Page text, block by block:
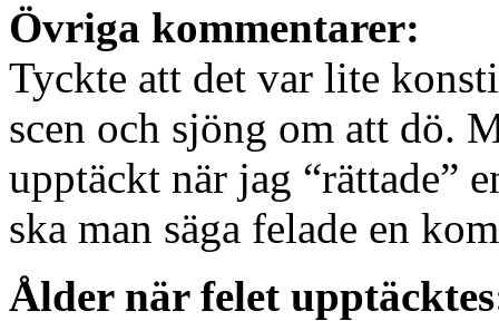
Övriga kommentarer:
Tyckte att det var lite
scen och sjöng om att dö.
upptäckt när jag “rättade”
ska man säga felade en
Ålder när felet